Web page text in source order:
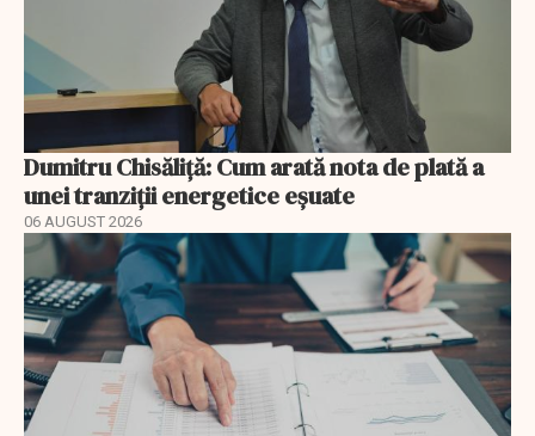
Dumitru Chisăliță: Cum arată nota de plată a
unei tranziții energetice eșuate
06 AUGUST 2026